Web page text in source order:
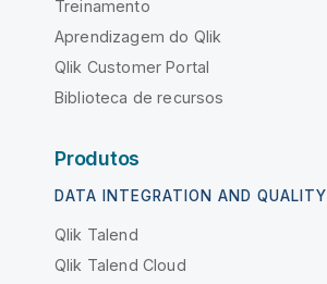
Treinamento
Aprendizagem do Qlik
Qlik Customer Portal
Biblioteca de recursos
Produtos
DATA INTEGRATION AND QUALITY
Qlik Talend
Qlik Talend Cloud